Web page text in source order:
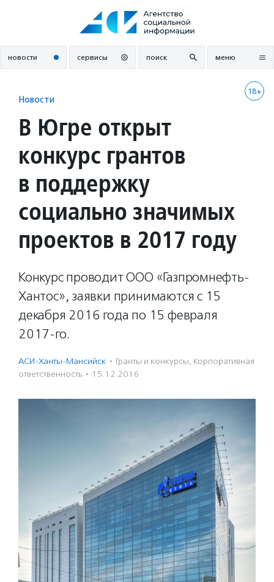
новости сервисы поиск меню
18+
Новости
В Югре открыт
конкурс грантов
в поддержку
социально значимых
проектов в 2017 году
Конкурс проводит ООО «Газпромнефть-
Хантос», заявки принимаются с 15
декабря 2016 года по 15 февраля
2017-го.
АСИ-Ханты-Мансийск · Гранты и конкурсы, Корпоративная
ответственность · 15.12.2016